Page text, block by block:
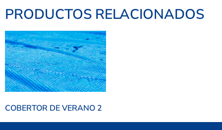
PRODUCTOS RELACIONADOS
COBERTOR DE VERANO 2